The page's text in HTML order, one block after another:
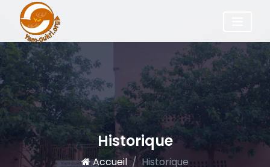
Historique
Accueil Historique